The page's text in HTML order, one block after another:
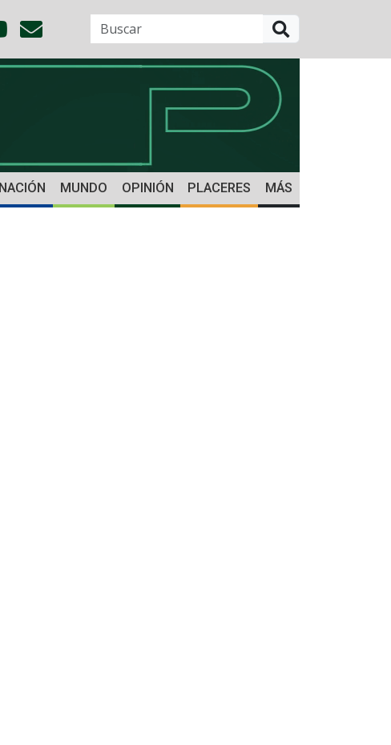
NACIÓN MUNDO OPINIÓN PLACERES MÁS